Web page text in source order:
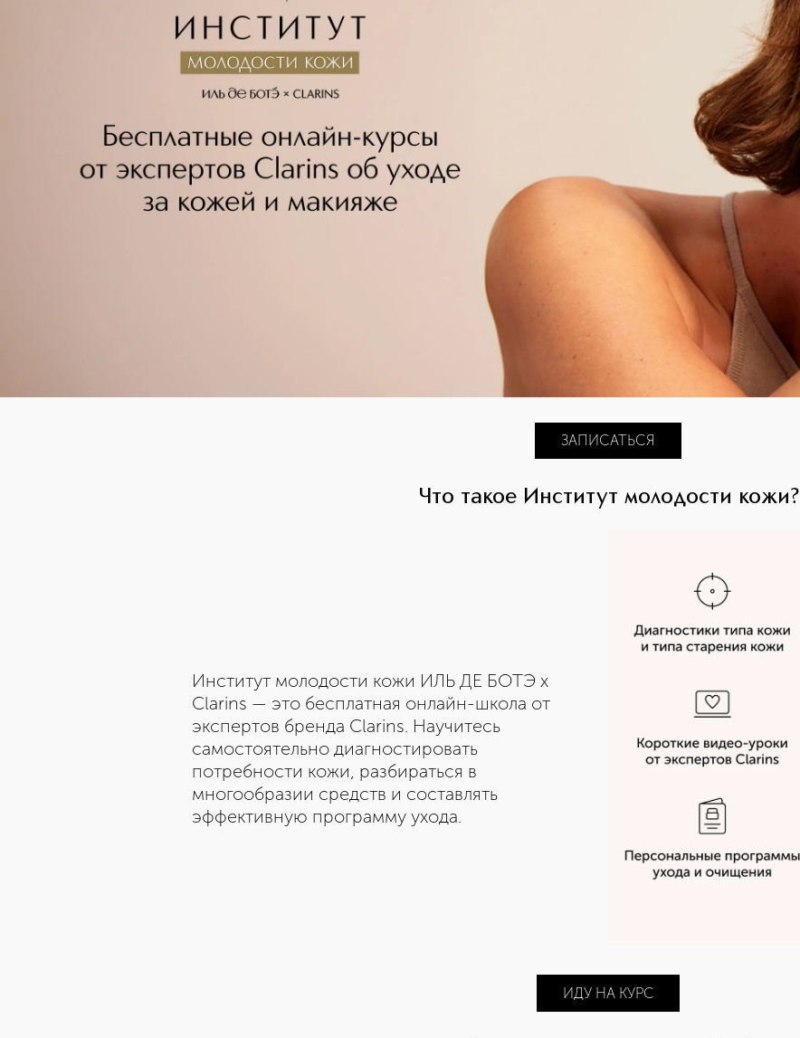
ЗАПИСАТЬСЯ
Что такое Институт молодости кожи?
Институт молодости кожи ИЛЬ ДЕ БОТЭ х
Clarins — это бесплатная онлайн-школа от
экспертов бренда Clarins. Научитесь
самостоятельно диагностировать
потребности кожи, разбираться в
многообразии средств и составлять
эффективную программу ухода.
ИДУ НА КУРС